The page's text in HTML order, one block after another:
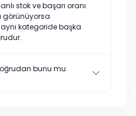
stok ve başarı oranı
görünüyorsa
kategoride başka
bunu mu